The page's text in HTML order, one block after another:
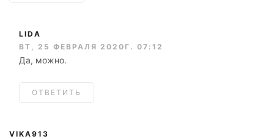
LIDA
ВТ, 25 ФЕВРАЛЯ 2020Г. 07:12
Да, можно.
ОТВЕТИТЬ
VIKA913